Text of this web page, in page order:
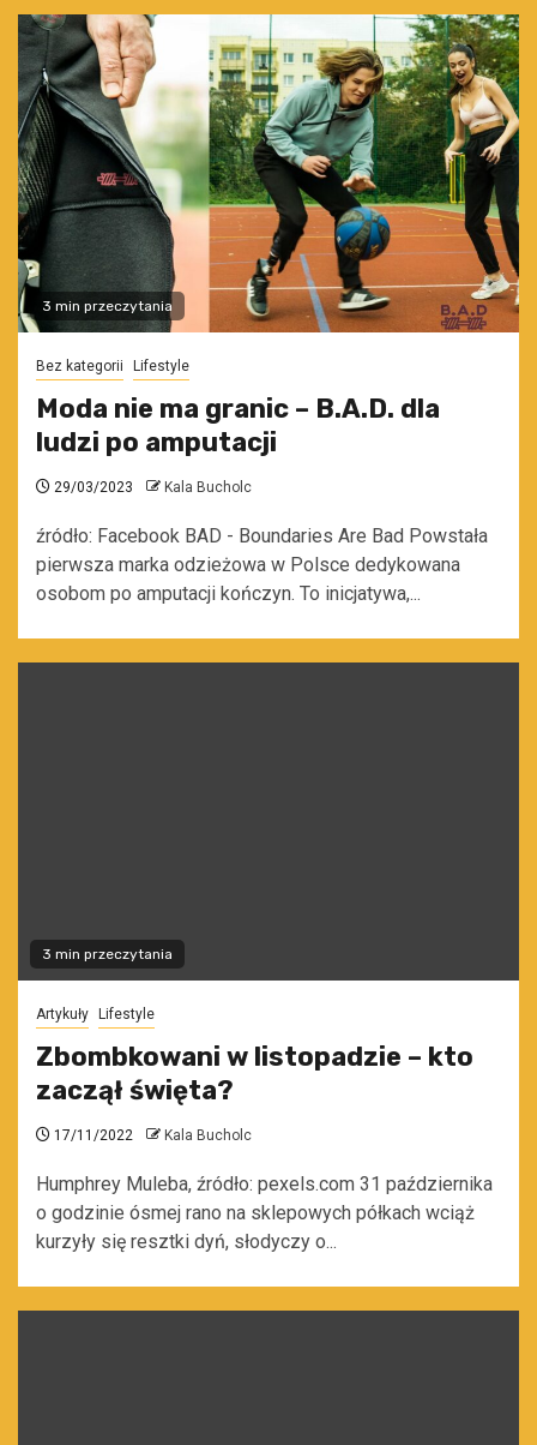
3 min przeczytania
Bez kategorii Lifestyle
Moda nie ma granic – B.A.D. dla
ludzi po amputacji
29/03/2023 Kala Bucholc
źródło: Facebook BAD - Boundaries Are Bad Powstała
pierwsza marka odzieżowa w Polsce dedykowana
osobom po amputacji kończyn. To inicjatywa,...
3 min przeczytania
Artykuły Lifestyle
Zbombkowani w listopadzie – kto
zaczął święta?
17/11/2022 Kala Bucholc
Humphrey Muleba, źródło: pexels.com 31 października
o godzinie ósmej rano na sklepowych półkach wciąż
kurzyły się resztki dyń, słodyczy o...